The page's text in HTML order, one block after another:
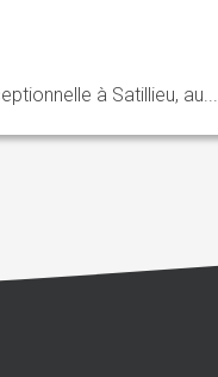
à Satillieu, au...